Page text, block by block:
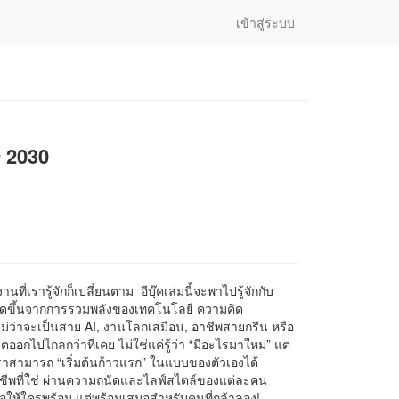
เข้าสู่ระบบ
นที่เรารู้จักก็เปลี่ยนตาม อีบุ๊คเล่มนี้จะพาไปรู้จักกับ
ขึ้นจากการรวมพลังของเทคโนโลยี ความคิด
าจะเป็นสาย AI, งานโลกเสมือน, อาชีพสายกรีน หรือ
อกไปไกลกว่าที่เคย ไม่ใช่แค่รู้ว่า “มีอะไรมาใหม่” แต่
สามารถ “เริ่มต้นก้าวแรก” ในแบบของตัวเองได้
พที่ใช่ ผ่านความถนัดและไลฟ์สไตล์ของแต่ละคน